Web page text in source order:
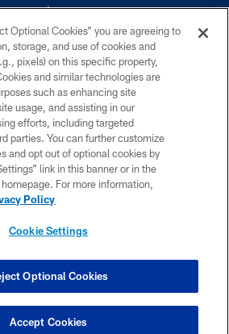
rights reserved. Do not duplicate in any form
the Dallas Cowboys. The Dallas Cowboys
contact with any person to request personal or
financial information.
PRIVACY POLICY
ACCESSIBILITY
SITE MAP
COOKIE SETTINGS
Optional Cookies” you are agreeing to
storage, and use of cookies and
pixels) on this specific property,
and similar technologies are
such as enhancing site
usage, and assisting in our
efforts, including targeted
parties. You can further customize
and opt out of optional cookies by
link in this banner or in the
For more information,
Policy
Cookie Settings
Optional Cookies
Accept Cookies